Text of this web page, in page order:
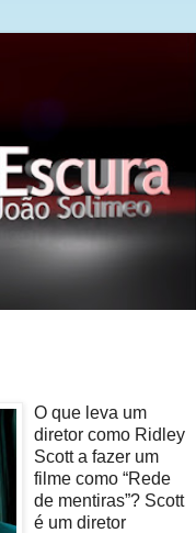
O que leva um
diretor como Ridley
Scott a fazer um
filme como “Rede
de mentiras”? Scott
é um diretor